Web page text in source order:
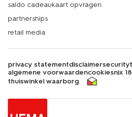
saldo cadeaukaart opvragen
partnerships
retail media
privacy statementdisclaimersecurity
algemene voorwaardencookiesnix 18
thuiswinkel waarborg